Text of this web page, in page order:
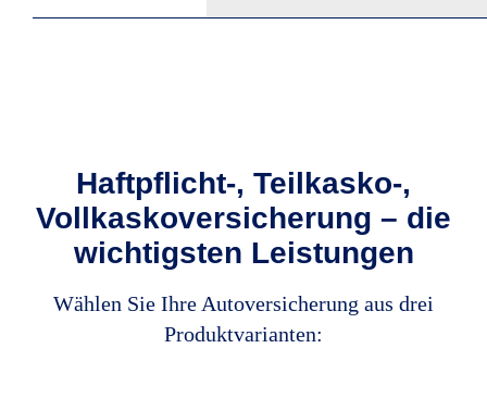
Haftpflicht-, Teilkasko-,
Vollkaskoversicherung – die
wichtigsten Leistungen
Wählen Sie Ihre Autoversicherung aus drei
Produktvarianten: